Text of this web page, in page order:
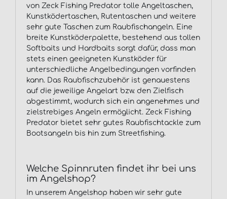
von Zeck Fishing Predator tolle Angeltaschen,
Kunstködertaschen, Rutentaschen und weitere
sehr gute Taschen zum Raubfischangeln. Eine
breite Kunstköderpalette, bestehend aus tollen
Softbaits und Hardbaits sorgt dafür, dass man
stets einen geeigneten Kunstköder für
unterschiedliche Angelbedingungen vorfinden
kann. Das Raubfischzubehör ist genauestens
auf die jeweilige Angelart bzw. den Zielfisch
abgestimmt, wodurch sich ein angenehmes und
zielstrebiges Angeln ermöglicht. Zeck Fishing
Predator bietet sehr gutes Raubfischtackle zum
Bootsangeln bis hin zum Streetfishing.
Welche Spinnruten findet ihr bei uns
im Angelshop?
In unserem Angelshop haben wir sehr gute